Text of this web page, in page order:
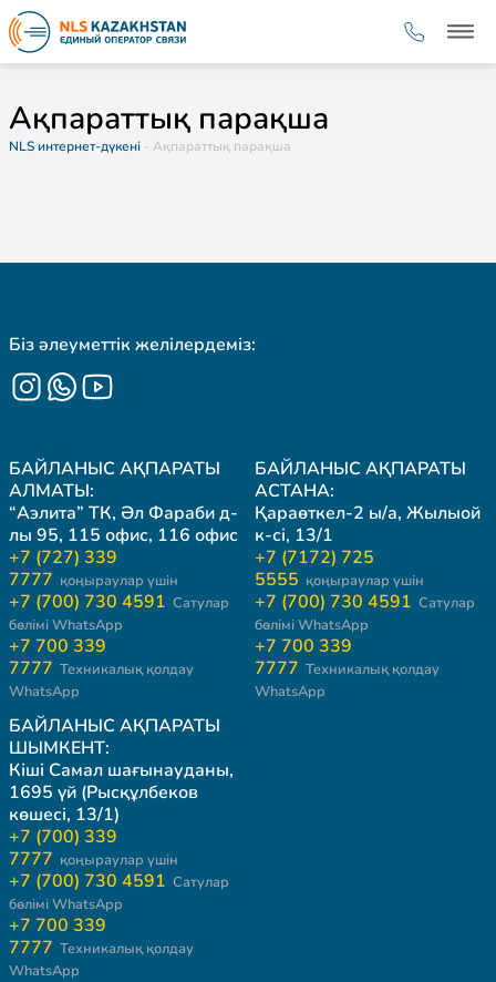
Ақпараттық парақша
NLS интернет-дүкені - Ақпараттық парақша
Біз әлеуметтік желілердеміз:
БАЙЛАНЫС АҚПАРАТЫ
АЛМАТЫ:
“Аэлита” ТК, Әл Фараби д-
лы 95, 115 офис, 116 офис
+7 (727) 339
7777 қоңыраулар үшін
+7 (700) 730 4591 Сатулар
бөлімі WhatsApp
+7 700 339
7777 Техникалық қолдау
WhatsApp
БАЙЛАНЫС АҚПАРАТЫ
АСТАНА:
Қараөткел-2 ы/а, Жылыой
к-сі, 13/1
+7 (7172) 725
5555 қоңыраулар үшін
+7 (700) 730 4591 Сатулар
бөлімі WhatsApp
+7 700 339
7777 Техникалық қолдау
WhatsApp
БАЙЛАНЫС АҚПАРАТЫ
ШЫМКЕНТ:
Кіші Самал шағынауданы,
1695 үй (Рысқұлбеков
көшесі, 13/1)
+7 (700) 339
7777 қоңыраулар үшін
+7 (700) 730 4591 Сатулар
бөлімі WhatsApp
+7 700 339
7777 Техникалық қолдау
WhatsApp